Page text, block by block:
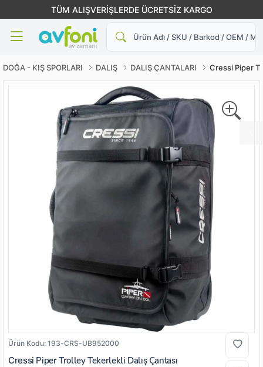
TÜM ALIŞVERİŞLERDE ÜCRETSİZ KARGO
DOĞA - KIŞ SPORLARI DALIŞ DALIŞ ÇANTALARI Cressi Piper
Ürün Kodu: 193-CRS-UB952000
Cressi Piper Trolley Tekerlekli Dalış Çantası